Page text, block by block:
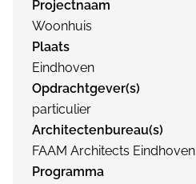
Projectnaam
Woonhuis
Plaats
Eindhoven
Opdrachtgever(s)
particulier
Architectenbureau(s)
FAAM Architects Eindhoven
Programma